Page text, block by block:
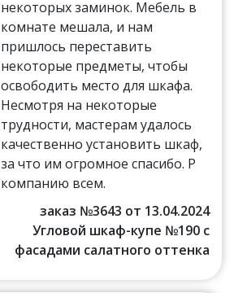
некоторых заминок. Мебель в
комнате мешала, и нам
пришлось переставить
некоторые предметы, чтобы
освободить место для шкафа.
Несмотря на некоторые
трудности, мастерам удалось
качественно установить шкаф,
за что им огромное спасибо. Р
компанию всем.
заказ №3643 от 13.04.2024
Угловой шкаф-купе №190 с
фасадами салатного оттенка